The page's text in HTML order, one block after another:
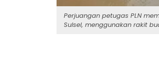
Perjuangan petugas PLN
Sulsel, menggunakan rakit